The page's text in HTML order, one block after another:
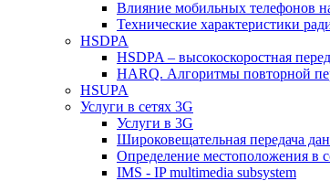
Влияние мобильных телефонов
Технические характеристики
HSDPA
HSDPA – высокоскоростная
HARQ. Алгоритмы повторной
HSUPA
Услуги в сетях 3G
Услуги в 3G
Широковещательная передача
Определение местоположения в
IMS - IP multimedia subsystem